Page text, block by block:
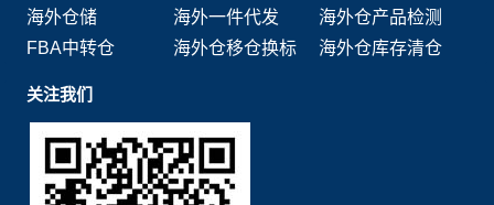
海外仓储
海外一件代发
海外仓产品检测
FBA中转仓
海外仓移仓换标 海外仓库存清仓
关注我们